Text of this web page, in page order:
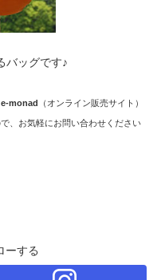
バッグです♪
e-monad （オンライン販売サイト）
、お気軽にお問い合わせください
ーする